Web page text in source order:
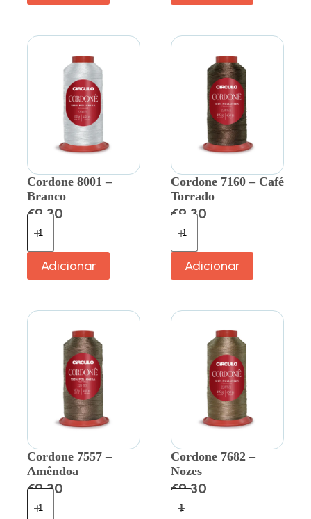
Cordone 8001 –
Branco
€9.30
Adicionar
Cordone 7160 – Café
Torrado
€9.30
Adicionar
Cordone 7557 –
Amêndoa
€9.30
Cordone 7682 –
Nozes
€9.30